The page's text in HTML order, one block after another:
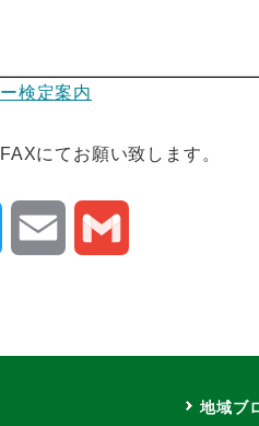
検定案内
にてお願い致します。
Twitter Email
地域ブ